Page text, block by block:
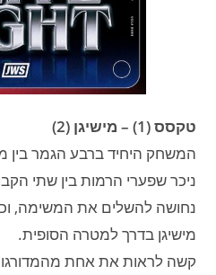
טקסס (1) – מישיגן (2)
ניכר שפערי הרמות בין שתי
נחושה להשלים את המשימה,
מישיגן בדרך למטרה הסופית.